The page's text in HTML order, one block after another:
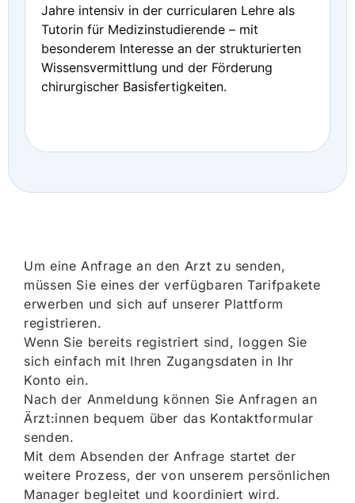
Jahre intensiv in der curricularen Lehre als
Tutorin für Medizinstudierende – mit
besonderem Interesse an der strukturierten
Wissensvermittlung und der Förderung
chirurgischer Basisfertigkeiten.
Um eine Anfrage an den Arzt zu senden,
müssen Sie eines der verfügbaren Tarifpakete
erwerben und sich auf unserer Plattform
registrieren.
Wenn Sie bereits registriert sind, loggen Sie
sich einfach mit Ihren Zugangsdaten in Ihr
Konto ein.
Nach der Anmeldung können Sie Anfragen an
Ärzt:innen bequem über das Kontaktformular
senden.
Mit dem Absenden der Anfrage startet der
weitere Prozess, der von unserem persönlichen
Manager begleitet und koordiniert wird.